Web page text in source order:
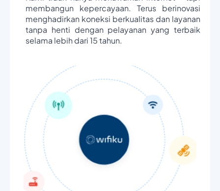
membangun kepercayaan. Terus berinovasi
menghadirkan koneksi berkualitas dan layanan
tanpa henti dengan pelayanan yang terbaik
selama lebih dari 15 tahun.